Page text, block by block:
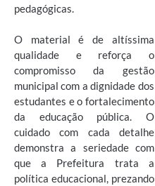
pedagógicas.
O material é de altíssima
qualidade e reforça o
compromisso da gestão
municipal com a dignidade dos
estudantes e o fortalecimento
da educação pública. O
cuidado com cada detalhe
demonstra a seriedade com
que a Prefeitura trata a
política educacional, prezando